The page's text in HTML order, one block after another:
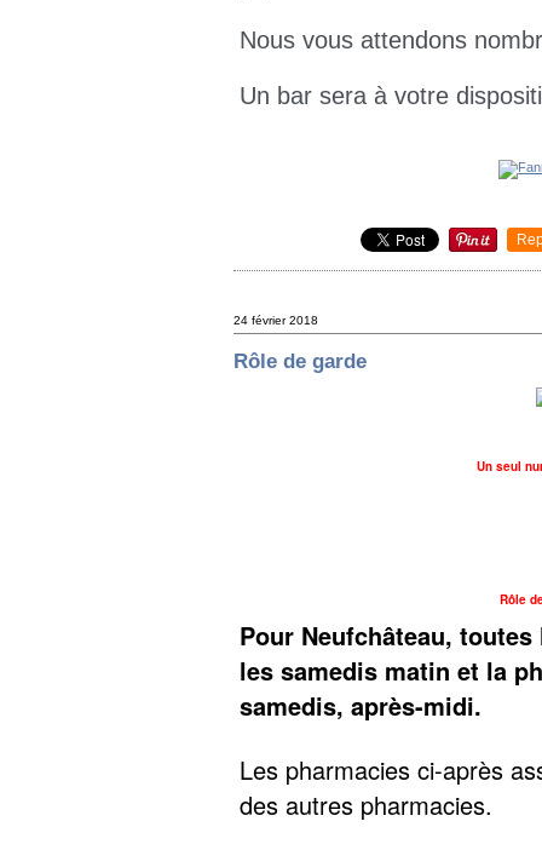
Nous vous attendons
Un bar sera à votre
24 février 2018
Rôle de garde
Un seul
Rôle
Pour Neufchâteau,
les samedis matin et la
samedis, après-midi.
Les pharmacies ci-après
des autres pharmacies.